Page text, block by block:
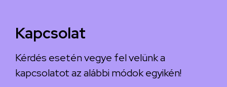
Kapcsolat
Kérdés esetén vegye fel velünk a
kapcsolatot az alábbi módok egyikén!